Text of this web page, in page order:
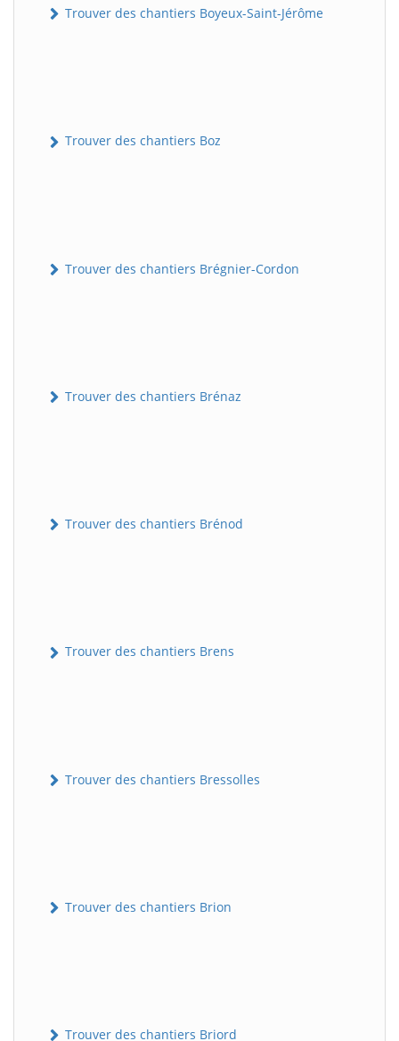
Trouver des chantiers Boyeux-Saint-Jérôme
Trouver des chantiers Boz
Trouver des chantiers Brégnier-Cordon
Trouver des chantiers Brénaz
Trouver des chantiers Brénod
Trouver des chantiers Brens
Trouver des chantiers Bressolles
Trouver des chantiers Brion
Trouver des chantiers Briord